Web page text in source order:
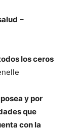
–
los ceros
y por
que
con la